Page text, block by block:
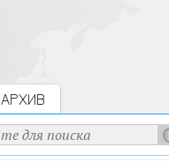
АРХИВ